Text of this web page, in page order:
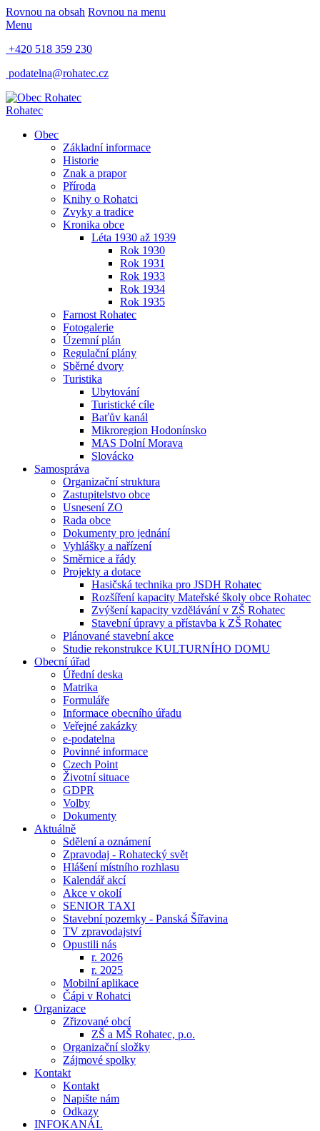
Rovnou na obsah Rovnou na menu
Menu
+420 518 359 230
podatelna@rohatec.cz
Rohatec
Obec
Základní informace
Historie
Znak a prapor
Příroda
Knihy o Rohatci
Zvyky a tradice
Kronika obce
Léta 1930 až 1939
Rok 1930
Rok 1931
Rok 1933
Rok 1934
Rok 1935
Farnost Rohatec
Fotogalerie
Územní plán
Regulační plány
Sběrné dvory
Turistika
Ubytování
Turistické cíle
Baťův kanál
Mikroregion Hodonínsko
MAS Dolní Morava
Slovácko
Samospráva
Organizační struktura
Zastupitelstvo obce
Usnesení ZO
Rada obce
Dokumenty pro jednání
Vyhlášky a nařízení
Směrnice a řády
Projekty a dotace
Hasičská technika pro JSDH Rohatec
Rozšíření kapacity Mateřské školy obce Rohatec
Zvýšení kapacity vzdělávání v ZŠ Rohatec
Stavební úpravy a přístavba k ZŠ Rohatec
Plánované stavební akce
Studie rekonstrukce KULTURNÍHO DOMU
Obecní úřad
Úřední deska
Matrika
Formuláře
Informace obecního úřadu
Veřejné zakázky
e-podatelna
Povinné informace
Czech Point
Životní situace
GDPR
Volby
Dokumenty
Aktuálně
Sdělení a oznámení
Zpravodaj - Rohatecký svět
Hlášení místního rozhlasu
Kalendář akcí
Akce v okolí
SENIOR TAXI
Stavební pozemky - Panská Šířavina
TV zpravodajství
Opustili nás
r. 2026
r. 2025
Mobilní aplikace
Čápi v Rohatci
Organizace
Zřizované obcí
ZŠ a MŠ Rohatec, p.o.
Organizační složky
Zájmové spolky
Kontakt
Kontakt
Napište nám
Odkazy
INFOKANÁL